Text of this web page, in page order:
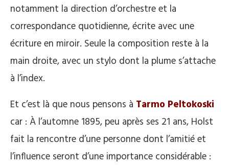
notamment la direction d’orchestre et la
correspondance quotidienne, écrite avec une
écriture en miroir. Seule la composition reste à la
main droite, avec un stylo dont la plume s’attache
à l’index.
Et c’est là que nous pensons à Tarmo Peltokoski
car : À l’automne 1895, peu après ses 21 ans, Holst
fait la rencontre d’une personne dont l’amitié et
l’influence seront d’une importance considérable :